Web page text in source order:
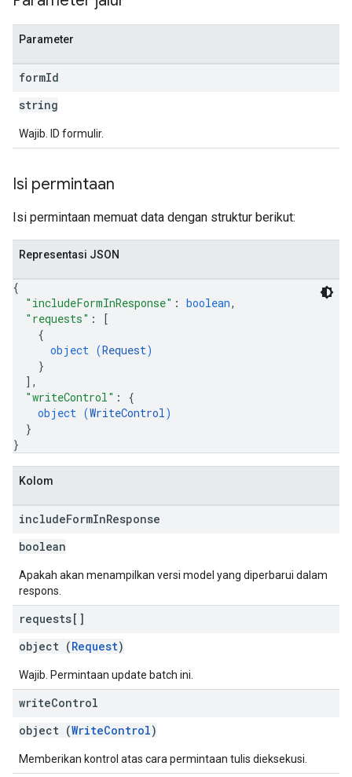
Parameter
formId
string
Wajib. ID formulir.
Isi permintaan
Isi permintaan memuat data dengan struktur berikut:
Representasi JSON
{
"includeFormInResponse" : boolean,
"requests" :
[
{
object (Request)
}
] ,
"writeControl" : {
object (WriteControl)
}
}
Kolom
includeFormInResponse
boolean
Apakah akan menampilkan versi model yang diperbarui dalam
respons.
requests[]
object (Request)
Wajib. Permintaan update batch ini.
writeControl
object (WriteControl)
Memberikan kontrol atas cara permintaan tulis dieksekusi.